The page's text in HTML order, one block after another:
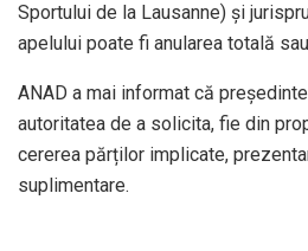
Sportului de la Lausanne) şi
apelului poate fi anularea totală
ANAD a mai informat că
autoritatea de a solicita, fie din
cererea părților implicate,
suplimentare.